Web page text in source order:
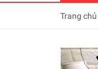
Trang chủ